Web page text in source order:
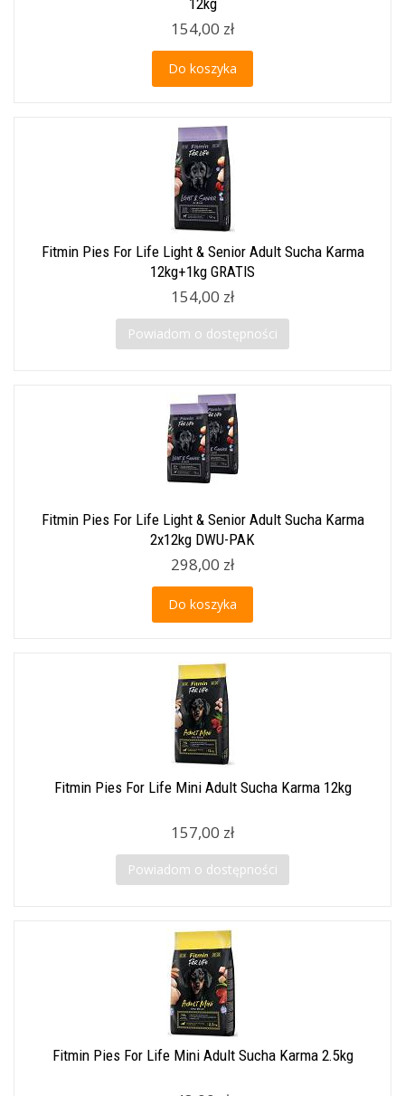
12kg
154,00 zł
Do koszyka
Fitmin Pies For Life Light & Senior Adult Sucha Karma
12kg+1kg GRATIS
154,00 zł
Powiadom o dostępności
Fitmin Pies For Life Light & Senior Adult Sucha Karma
2x12kg DWU-PAK
298,00 zł
Do koszyka
Fitmin Pies For Life Mini Adult Sucha Karma 12kg
157,00 zł
Powiadom o dostępności
Fitmin Pies For Life Mini Adult Sucha Karma 2.5kg